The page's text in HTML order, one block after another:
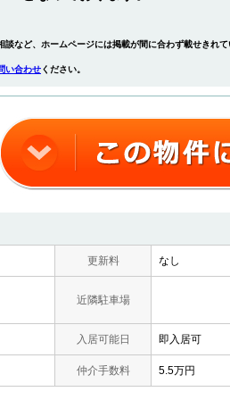
など、ホームページには掲載が間に合わず載せきれて
い合わせください。
更新料 なし
近隣駐車場
入居可能日 即入居可
仲介手数料 5.5万円